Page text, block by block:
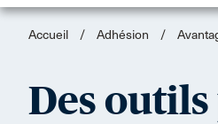
Accueil / Adhésion /
Des